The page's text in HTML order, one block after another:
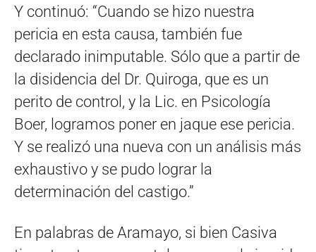
Y continuó: “Cuando se hizo nuestra
pericia en esta causa, también fue
declarado inimputable. Sólo que a partir de
la disidencia del Dr. Quiroga, que es un
perito de control, y la Lic. en Psicología
Boer, logramos poner en jaque ese pericia.
Y se realizó una nueva con un análisis más
exhaustivo y se pudo lograr la
determinación del castigo.”
En palabras de Aramayo, si bien Casiva